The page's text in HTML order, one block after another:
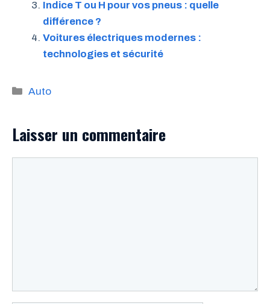
Indice T ou H pour vos pneus : quelle
différence ?
Voitures électriques modernes :
technologies et sécurité
Catégories
Auto
Laisser un commentaire